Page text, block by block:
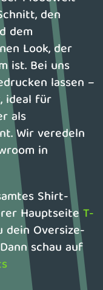
den
dem
Look, der
ist. Bei uns
lassen –
ideal für
als
Wir veredeln
in
Shirt-
HauptseiteT-
dein Oversize-
schau auf